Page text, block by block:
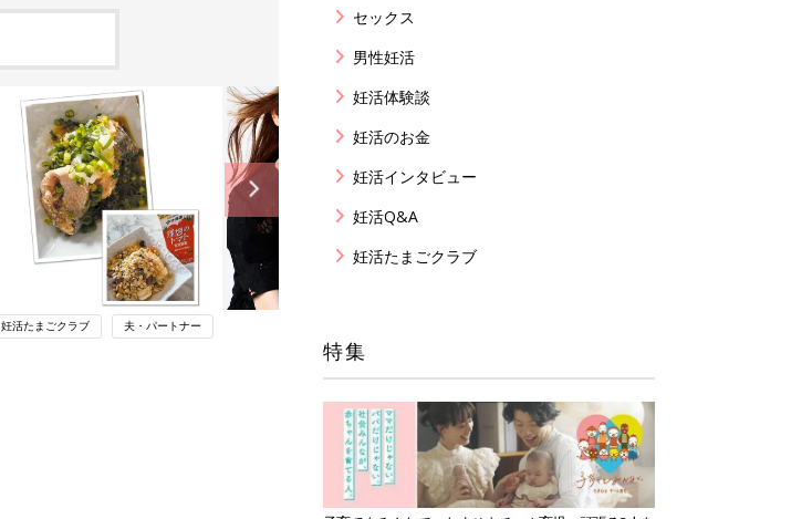
妊活たまごクラブ 夫・パートナー
セックス
男性妊活
妊活体験談
妊活のお金
妊活インタビュー
妊活Q&A
妊活たまごクラブ
特集